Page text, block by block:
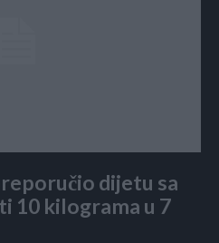
dijetu sa
10 kilograma u 7